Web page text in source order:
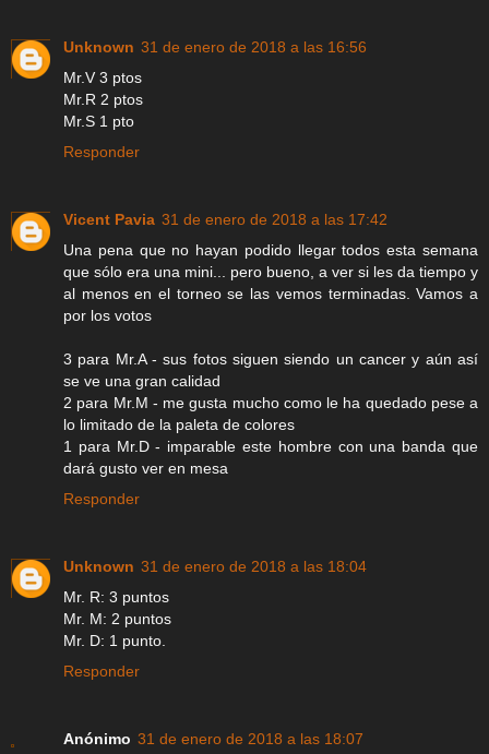
Unknown 31 de enero de 2018 a las 16:56
Mr.V 3 ptos
Mr.R 2 ptos
Mr.S 1 pto
Responder
Vicent Pavia 31 de enero de 2018 a las 17:42
Una pena que no hayan podido llegar todos esta semana
que sólo era una mini... pero bueno, a ver si les da tiempo y
al menos en el torneo se las vemos terminadas. Vamos a
por los votos
3 para Mr.A - sus fotos siguen siendo un cancer y aún así
se ve una gran calidad
2 para Mr.M - me gusta mucho como le ha quedado pese a
lo limitado de la paleta de colores
1 para Mr.D - imparable este hombre con una banda que
dará gusto ver en mesa
Responder
Unknown 31 de enero de 2018 a las 18:04
Mr. R: 3 puntos
Mr. M: 2 puntos
Mr. D: 1 punto.
Responder
Anónimo 31 de enero de 2018 a las 18:07